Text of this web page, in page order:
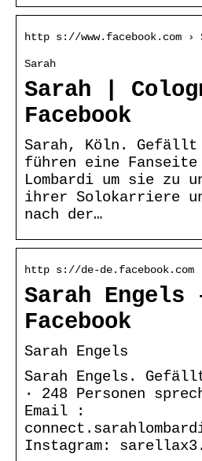
http s://www.facebook.com
Sarah
Sarah |
Facebook
Sarah, Köln. Gefällt
führen eine
Lombardi um sie zu
ihrer Solokarriere
nach der…
http s://de-de.facebook.com
Sarah Engels
Facebook
Sarah Engels
Sarah Engels.
· 248 Personen
Email :
Instagram: sarellax3.